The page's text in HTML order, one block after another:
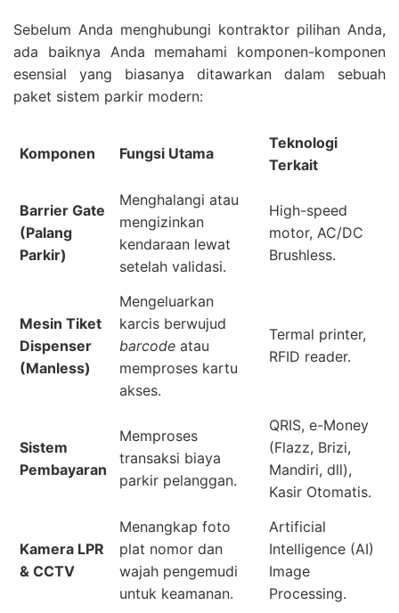
Sebelum Anda menghubungi kontraktor pilihan Anda,
ada baiknya Anda memahami komponen-komponen
esensial yang biasanya ditawarkan dalam sebuah
paket sistem parkir modern:
Komponen Fungsi Utama
Teknologi
Terkait
Barrier Gate
(Palang
Parkir)
Menghalangi atau
mengizinkan
kendaraan lewat
setelah validasi.
High-speed
motor, AC/DC
Brushless.
Mesin Tiket
Dispenser
(Manless)
Mengeluarkan
karcis berwujud
barcode atau
memproses kartu
akses.
Termal printer,
RFID reader.
Sistem
Pembayaran
Memproses
transaksi biaya
parkir pelanggan.
QRIS, e-Money
(Flazz, Brizi,
Mandiri, dll),
Kasir Otomatis.
Kamera LPR
& CCTV
Menangkap foto
plat nomor dan
wajah pengemudi
untuk keamanan.
Artificial
Intelligence (AI)
Image
Processing.